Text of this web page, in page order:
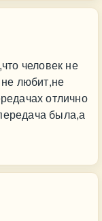
человек не
любит,не
отлично
была,а